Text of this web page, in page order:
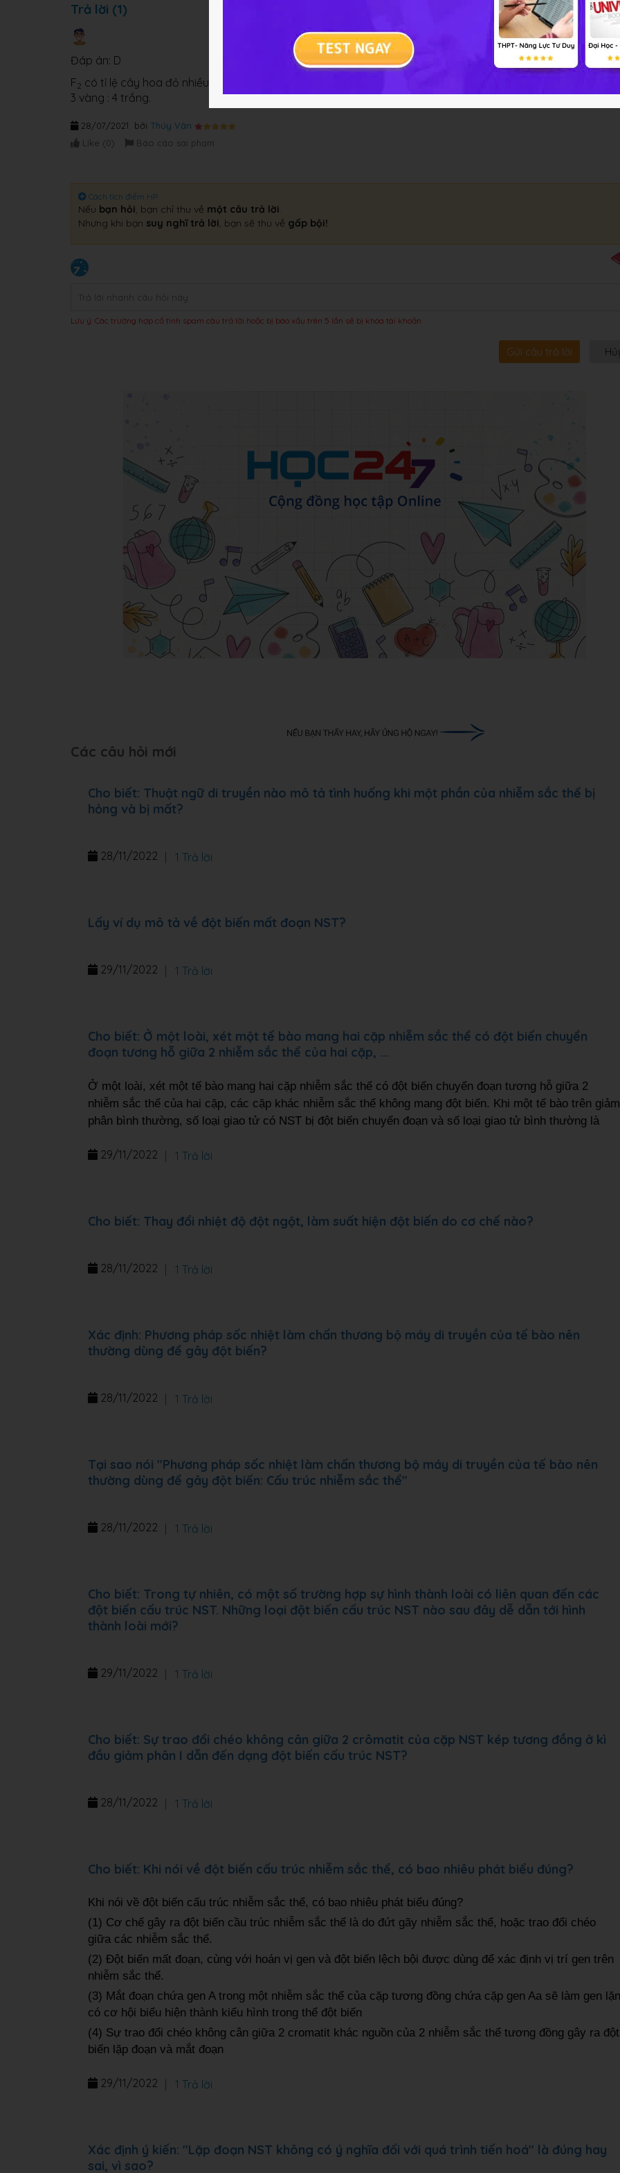
Trả lời (1)
Đáp án: D
F2 có tỉ lệ cây hoa đỏ nhiều hơn hoa vàng là 37,5%, tương đương với 6/16. Vì vậy tỉ lệ đúng của phép lai là: 9
3 vàng : 4 trắng.
bởi Thúy Vân
28/07/2021
Like (0) Báo cáo sai phạm
Cách tích điểm HP
Nếu bạn hỏi, bạn chỉ thu về một câu trả lời.
Nhưng khi bạn suy nghĩ trả lời, bạn sẽ thu về gấp bội!
Lưu ý: Các trường hợp cố tình spam câu trả lời hoặc bị báo xấu trên 5 lần sẽ bị khóa tài khoản
Gửi câu trả lời
Các câu hỏi mới
Cho biết: Thuật ngữ di truyền nào mô tả tình huống khi một phần của nhiễm sắc thể bị
hỏng và bị mất?
28/11/2022 1 Trả lời
Lấy ví dụ mô tả về đột biến mất đoạn NST?
29/11/2022 1 Trả lời
Cho biết: Ở một loài, xét một tế bào mang hai cặp nhiễm sắc thể có đột biến chuyển
đoạn tương hỗ giữa 2 nhiễm sắc thể của hai cặp, ...
Ở một loài, xét một tế bào mang hai cặp nhiễm sắc thể có đột biến chuyển đoạn tương hỗ giữa 2
nhiễm sắc thể của hai cặp, các cặp khác nhiễm sắc thể không mang đột biến. Khi một tế bào trên giảm
phân bình thường, số loại giao tử có NST bị đột biến chuyển đoạn và số loại giao tử bình thường là
29/11/2022 1 Trả lời
Cho biết: Thay đổi nhiệt độ đột ngột, làm suất hiện đột biến do cơ chế nào?
28/11/2022 1 Trả lời
Xác định: Phương pháp sốc nhiệt làm chấn thương bộ máy di truyền của tế bào nên
thường dùng để gây đột biến?
28/11/2022 1 Trả lời
Tại sao nói "Phương pháp sốc nhiệt làm chấn thương bộ máy di truyền của tế bào nên
thường dùng để gây đột biến: Cấu trúc nhiễm sắc thể"
28/11/2022 1 Trả lời
Cho biết: Trong tự nhiên, có một số trường hợp sự hình thành loài có liên quan đến các
đột biến cấu trúc NST. Những loại đột biến cấu trúc NST nào sau đây dễ dẫn tới hình
thành loài mới?
29/11/2022 1 Trả lời
Cho biết: Sự trao đổi chéo không cân giữa 2 crômatit của cặp NST kép tương đồng ở kì
đầu giảm phân I dẫn đến dạng đột biến cấu trúc NST?
28/11/2022 1 Trả lời
Cho biết: Khi nói về đột biến cấu trúc nhiễm sắc thể, có bao nhiêu phát biểu đúng?
Khi nói về đột biến cấu trúc nhiễm sắc thể, có bao nhiêu phát biểu đúng?
(1) Cơ chế gây ra đột biến cầu trúc nhiễm sắc thể là do đứt gãy nhiễm sắc thể, hoặc trao đổi chéo
giữa các nhiễm sắc thể.
(2) Đột biến mất đoạn, cùng với hoán vị gen và đột biến lệch bội được dùng để xác định vị trí gen trên
nhiễm sắc thể.
(3) Mắt đoạn chứa gen A trong một nhiễm sắc thể của cặp tương đồng chứa cặp gen Aa sẽ làm gen lặn
có cơ hội biểu hiện thành kiểu hình trong thể đột biến
(4) Sự trao đổi chéo không cân giữa 2 cromatit khác nguồn của 2 nhiễm sắc thể tương đồng gây ra đột
biến lặp đoạn và mắt đoạn
29/11/2022 1 Trả lời
Xác định ý kiến: "Lặp đoạn NST không có ý nghĩa đối với quá trình tiến hoá" là đúng hay
sai, vì sao?